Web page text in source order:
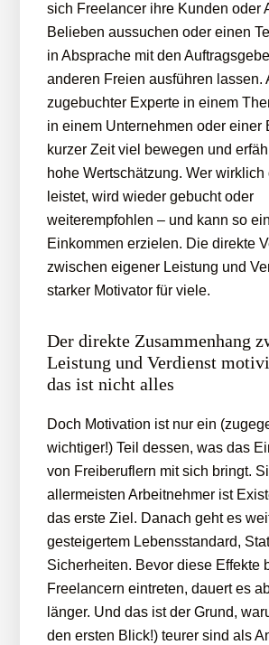
sich Freelancer ihre Kunden oder
Belieben aussuchen oder einen
in Absprache mit den
anderen Freien ausführen lassen.
zugebuchter Experte in einem
in einem Unternehmen oder einer
kurzer Zeit viel bewegen und
hohe Wertschätzung. Wer wirklich
leistet, wird wieder gebucht oder
weiterempfohlen – und kann so
Einkommen erzielen. Die direkte
zwischen eigener Leistung und
starker Motivator für viele.
Der direkte Zusammenhang
Leistung und Verdienst
das ist nicht alles
Doch Motivation ist nur ein
wichtiger!) Teil dessen, was das
von Freiberuflern mit sich bringt.
allermeisten Arbeitnehmer ist
das erste Ziel. Danach geht es
gesteigertem Lebensstandard,
Sicherheiten. Bevor diese Effekte
Freelancern eintreten, dauert es
länger. Und das ist der Grund,
den ersten Blick!) teurer sind als